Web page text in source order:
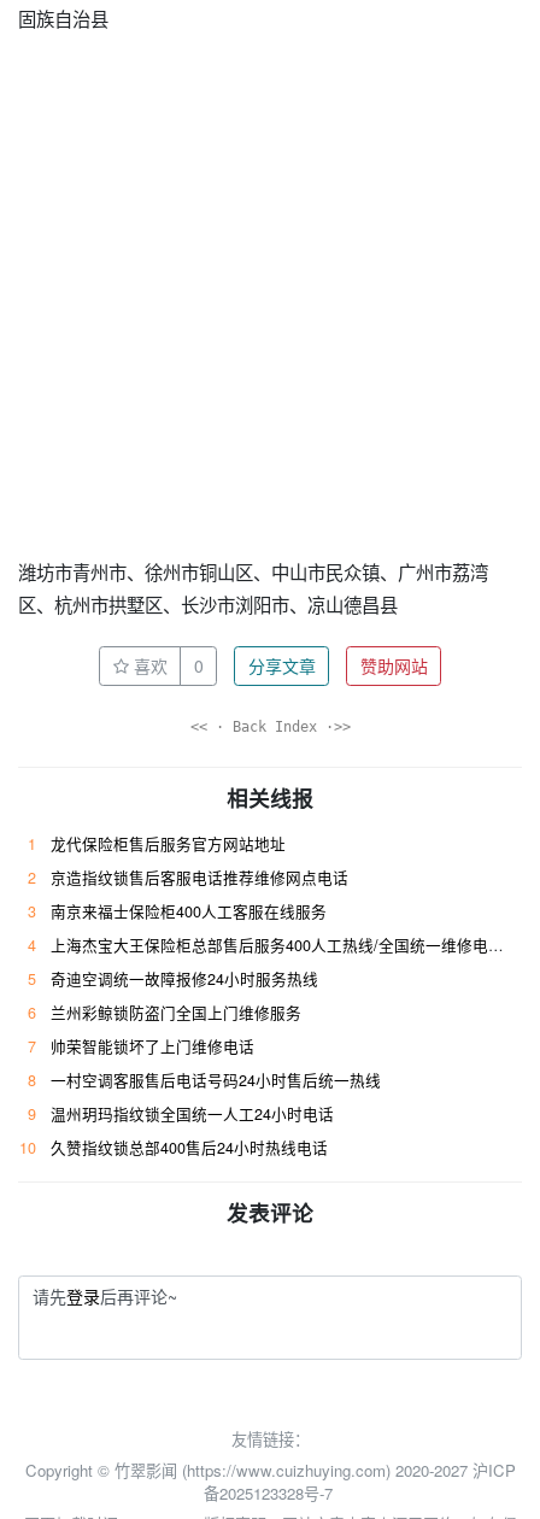
固族自治县
潍坊市青州市、徐州市铜山区、中山市民众镇、广州市荔湾
区、杭州市拱墅区、长沙市浏阳市、凉山德昌县
喜欢 0 分享文章 赞助网站
<< · Back Index ·>>
相关线报
1
龙代保险柜售后服务官方网站地址
2
京造指纹锁售后客服电话推荐维修网点电话
3
南京来福士保险柜400人工客服在线服务
4
上海杰宝大王保险柜总部售后服务400人工热线/全国统一维修电话是多少
5
奇迪空调统一故障报修24小时服务热线
6
兰州彩鲸锁防盗门全国上门维修服务
7
帅荣智能锁坏了上门维修电话
8
一村空调客服售后电话号码24小时售后统一热线
9
温州玥玛指纹锁全国统一人工24小时电话
10
久赞指纹锁总部400售后24小时热线电话
发表评论
请先登录后再评论~
友情链接：
Copyright © 竹翠影闻 (https://www.cuizhuying.com) 2020-2027 沪ICP
备2025123328号-7